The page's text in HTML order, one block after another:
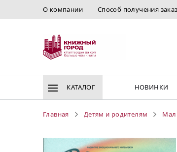
О компании Способ получения
КАТАЛОГ НОВИНКИ
Главная Детям и родителям